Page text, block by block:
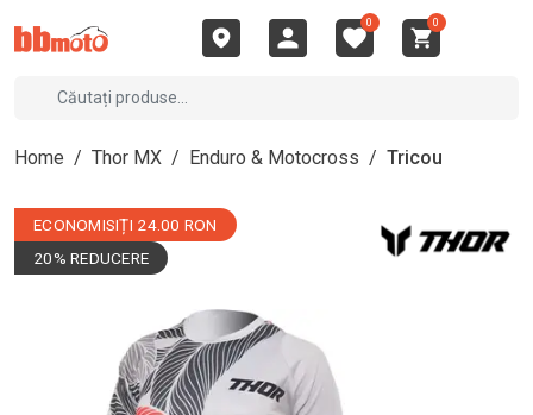
0 0
Home / Thor MX / Enduro & Motocross / Tricou
ECONOMISIȚI 24.00 RON
20% REDUCERE